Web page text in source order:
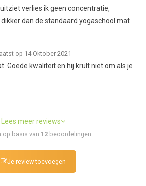
verlies ik geen concentratie,
dan de standaard yogaschool mat
op 14 Oktober 2021
Goede kwaliteit en hij krult niet om als je
Lees meer reviews
basis van 12beoordelingen
Je review toevoegen